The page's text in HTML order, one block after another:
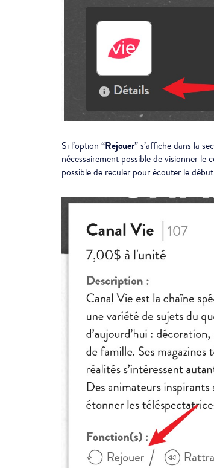
Si l’option “Rejouer” s’affiche dans la
nécessairement possible de visionner le
possible de reculer pour écouter le début